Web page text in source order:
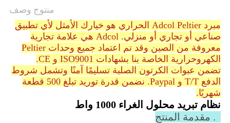
منتوج وصف
مبرد Adcol Peltier الحراري هو خيارك الأمثل لأي تطبيق
صناعي أو تجاري أو منزلي. Adcol هي علامة تجارية
معروفة من الصين وقد تم اعتماد جميع وحدات Peltier
الكهروحرارية الخاصة بنا بشهادات ISO9001 و CE.
تضمن عبوات الكرتون الصلبة تسليمًا آمنًا وتشمل شروط
الدفع T/T و Paypal. نضمن قدرة توريد تبلغ 500 قطعة
شهريًا.
نظام تبريد محلول الغراء 1000 واط